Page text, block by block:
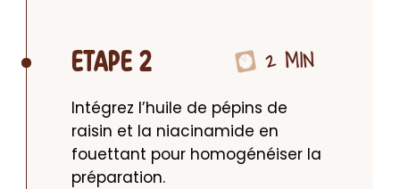
ETAPE 2 2 MIN
Intégrez l’huile de pépins de
raisin et la niacinamide en
fouettant pour homogénéiser la
préparation.